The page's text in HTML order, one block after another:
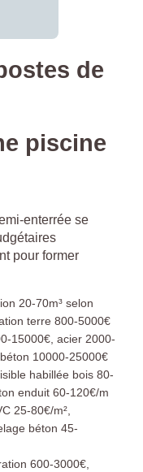
de
piscine
enterrée se
pour former
20-70m³ selon
terre 800-5000€
15000€, acier 2000-
10000-25000€
habillée bois 80-
enduit 60-120€/m
25-80€/m²,
béton 45-
600-3000€,